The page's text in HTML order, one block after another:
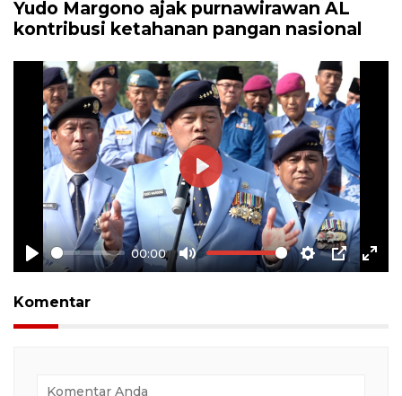
Yudo Margono ajak purnawirawan AL
kontribusi ketahanan pangan nasional
Play
00:00
Mute Settings
PIP
Play
Komentar